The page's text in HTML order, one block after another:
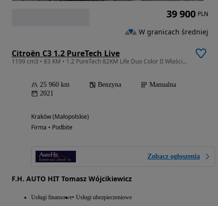
Citroën C3 1.2 PureTech Live
1199 cm3 • 83 KM • 1.2 PureTech 82KM Life Duo Color II Właściciel LEDy Kamera Asysty
25 960 km Benzyna
Manualna
2021
Kraków (Małopolskie)
Firma • Podbite
Zobacz ogłoszenia
F.H. AUTO HIT Tomasz Wójcikiewicz
Usługi finansowe Usługi ubezpieczeniowe
39 900 PLN
W granicach średniej